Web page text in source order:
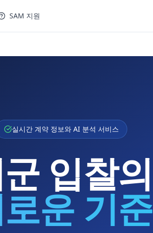
SAM 지원
실시간 계약 정보와 AI 분석 서비스
입찰의
운 기준